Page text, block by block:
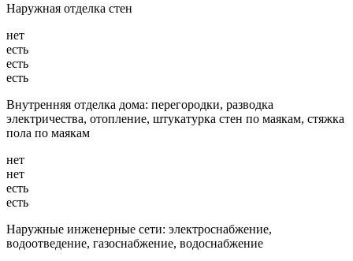
Наружная отделка стен
нет
есть
есть
есть
Внутренняя отделка дома: перегородки, разводка
электричества, отопление, штукатурка стен по маякам, стяжка
пола по маякам
нет
нет
есть
есть
Наружные инженерные сети: электроснабжение,
водоотведение, газоснабжение, водоснабжение